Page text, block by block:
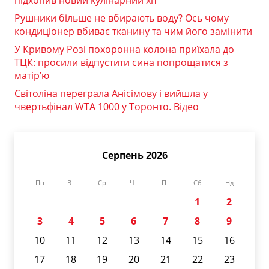
Рушники більше не вбирають воду? Ось чому
кондиціонер вбиває тканину та чим його замінити
У Кривому Розі похоронна колона приїхала до
ТЦК: просили відпустити сина попрощатися з
матір’ю
Світоліна переграла Анісімову і вийшла у
чвертьфінал WTA 1000 у Торонто. Відео
Серпень 2026
Пн Вт Ср Чт Пт Сб Нд
1
2
3
4 5 6 7 8
9
10
11 12 13 14 15
16
17
18 19 20 21 22
23